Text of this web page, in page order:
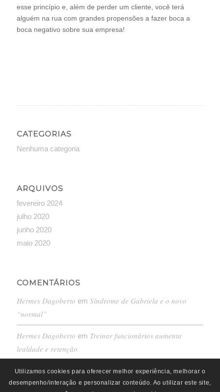
esse princípio e, além de perder um cliente, você terá
alguém na rua com grandes propensões a fazer boca a
boca negativo sobre sua empresa!
CATEGORIAS
Nenhuma categoria
ARQUIVOS
fevereiro 2024
julho 2020
junho 2020
maio 2020
COMENTÁRIOS
Hermes Dagoberto em Síndrome de Gabriela e o novo
“normal”
Hermes Dagoberto em Treinar funcionários aumenta
lealdade e retenção
Utilizamos cookies para oferecer melhor experiência, melhorar o
desempenho/interação e personalizar conteúdo. Ao utilizar este site,